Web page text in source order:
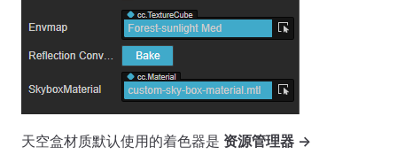
天空盒材质默认使用的着色器是 资源管理器 ->